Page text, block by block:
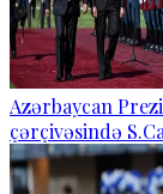
Azərbaycan
çərçivəsində